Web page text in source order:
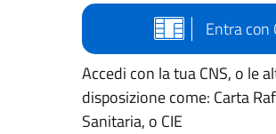
Entra con
Accedi con la tua CNS, o le
disposizione come: Carta
Sanitaria, o CIE